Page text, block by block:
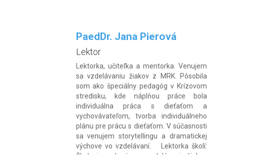
PaedDr. Jana Pierová
Lektor
Lektorka, učiteľka a mentorka. Venujem
sa vzdelávaniu žiakov z MRK. Pôsobila
som ako špeciálny pedagóg v Krízovom
stredisku, kde náplňou práce bola
individuálna práca s dieťaťom a
vychovávateľom, tvorba individuálneho
plánu pre prácu s dieťaťom. V súčasnosti
sa venujem storytellingu a dramatickej
výchove vo vzdelávaní. Lektorka školí:
Školenia pedagógov : vzdelávanie žiakov